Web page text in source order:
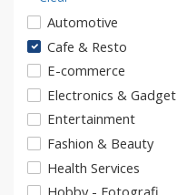
Automotive
Cafe & Resto
E-commerce
Electronics & Gadget
Entertainment
Fashion & Beauty
Health Services